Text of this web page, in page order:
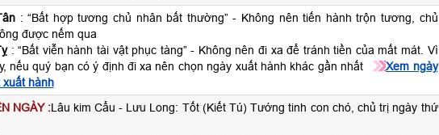
: “Bất hợp tương chủ nhân bất thường” - Không nên tiến hành trộn tương, chủ
được nếm qua
: “Bất viễn hành tài vật phục tàng” - Không nên đi xa để tránh tiền của mất mát. Vì
nếu quý bạn có ý định đi xa nên chọn ngày xuất hành khác gần nhất
Xem ngày
xuất hành
NGÀY :Lâu kim Cẩu - Lưu Long: Tốt (Kiết Tú) Tướng tinh con chó, chủ trị ngày thứ